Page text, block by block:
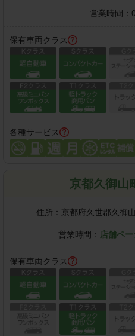
営業時間：
保有車両クラス
各種サービス
京都久御山
住所： 京都府久世郡久御
営業時間： 店舗ペ
保有車両クラス